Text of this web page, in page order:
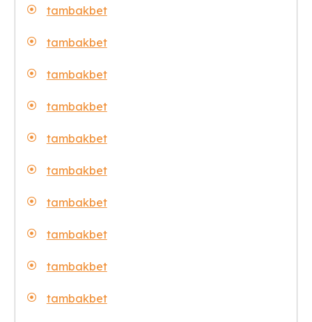
tambakbet
tambakbet
tambakbet
tambakbet
tambakbet
tambakbet
tambakbet
tambakbet
tambakbet
tambakbet